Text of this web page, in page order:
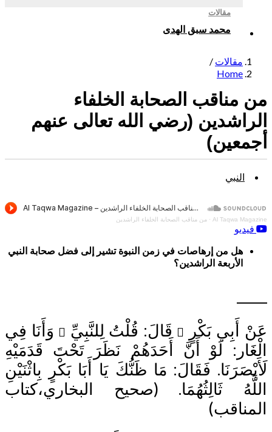
محمد سبق الهدى
مقالات/
Home
الصحابة الخلفاء
(رضي الله تعالى عنهم
النبي
Al Taqwa
·من مناقب الصحابة الخلفاء الراشدين
هل من إرهاصات في زمن النبوة تشير إلى فضل صحابة النبي
الأربعة الراشدين؟
بَكْرٍ قَالَ: قُلْتُ لِلنَّبِيِّ وَأَنَا فِي
لَوْ أَنَّ أَحَدَهُمْ نَظَرَ تَحْتَ قَدَمَيْهِ
فَقَالَ: مَا ظَنُّكَ يَا أَبَا بَكْرٍ بِاثْنَيْنِ
ثَالِثُهُمَا. (صحيح البخاري،كتاب